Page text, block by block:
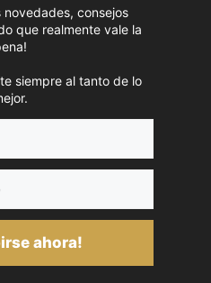
novedades, consejos
que realmente vale la
siempre al tanto de lo
ahora!